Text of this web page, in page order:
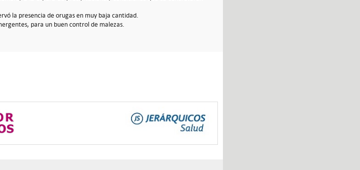
la presencia de orugas en muy baja cantidad.
para un buen control de malezas.